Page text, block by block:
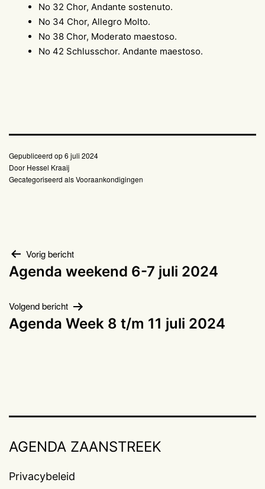
No 32 Chor, Andante sostenuto.
No 34 Chor, Allegro Molto.
No 38 Chor, Moderato maestoso.
No 42 Schlusschor. Andante maestoso.
Gepubliceerd op6 juli 2024
Door Hessel Kraaij
Gecategoriseerd alsVooraankondigingen
Bericht
navigatie
Vorig bericht
Agenda weekend 6-7 juli 2024
Volgend bericht
Agenda Week 8 t/m 11 juli 2024
AGENDA ZAANSTREEK
Privacybeleid